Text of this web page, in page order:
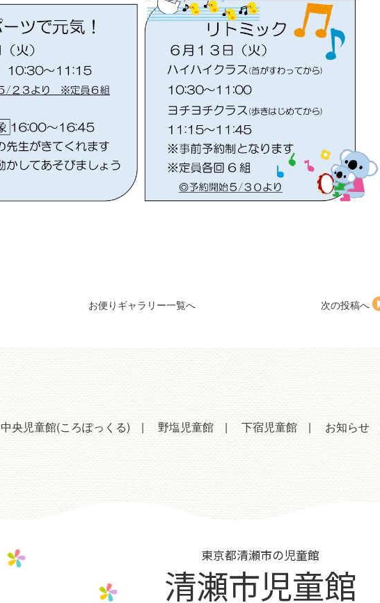
お便りギャラリー一覧へ 次の投稿へ
中央児童館(ころぽっくる) 野塩児童館 下宿児童館 お知らせ
東京都清瀬市の児童館
清瀬市児童館